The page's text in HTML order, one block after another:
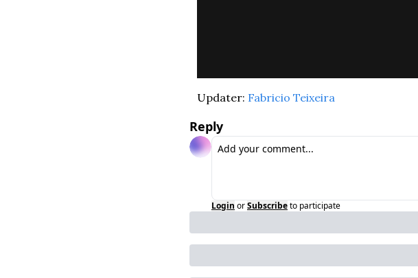
Updater: Fabricio Teixeira
Reply
Login orSubscribeto participate